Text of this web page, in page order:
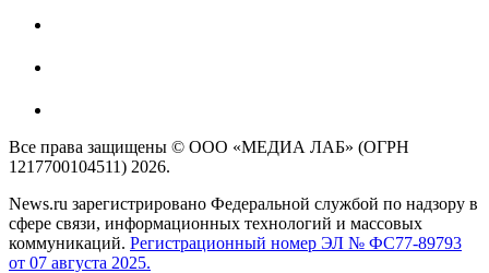
Все права защищены © ООО «МЕДИА ЛАБ» (ОГРН
1217700104511) 2026.
News.ru зарегистрировано Федеральной службой по надзору в
сфере связи, информационных технологий и массовых
коммуникаций. Регистрационный номер ЭЛ № ФС77-89793
от 07 августа 2025.